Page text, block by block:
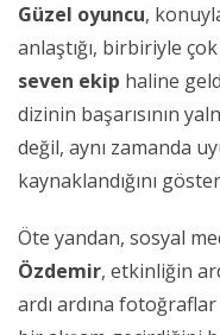
Güzel oyuncu,
anlaştığı, birbiriyle
seven ekip haline
dizinin başarısının
değil, aynı zamanda
kaynaklandığını
Öte yandan, sosyal
Özdemir, etkinliğin
ardı ardına